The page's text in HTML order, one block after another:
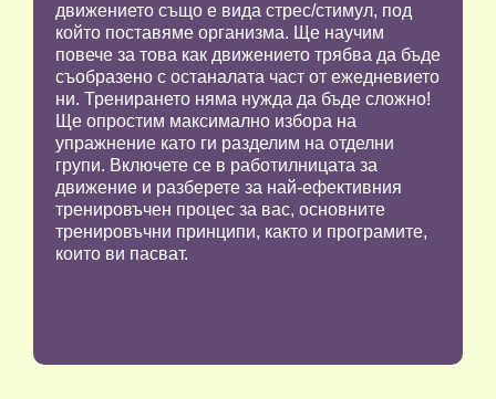
движението също е вида стрес/стимул, под
който поставяме организма. Ще научим
повече за това как движението трябва да бъде
съобразено с останалата част от ежедневието
ни. Тренирането няма нужда да бъде сложно!
Ще опростим максимално избора на
упражнение като ги разделим на отделни
групи. Включете се в работилницата за
движение и разберете за най-ефективния
тренировъчен процес за вас, основните
тренировъчни принципи, както и програмите,
които ви пасват.